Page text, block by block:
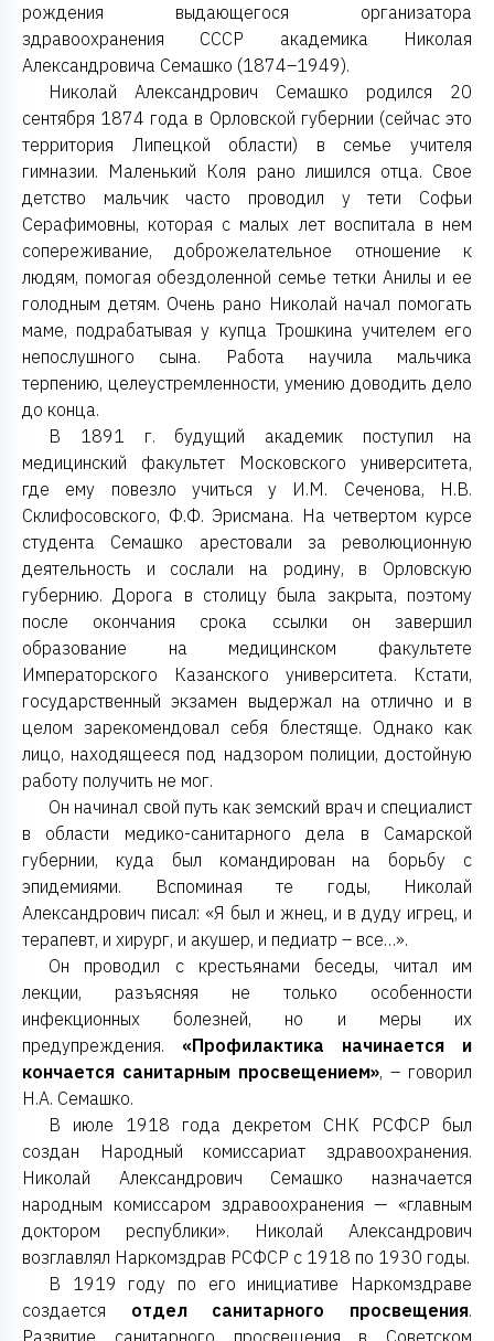
рождения выдающегося организатора
здравоохранения СССР академика Николая
Александровича Семашко (1874–1949).
Николай Александрович Семашко родился 20
сентября 1874 года в Орловской губернии (сейчас это
территория Липецкой области) в семье учителя
гимназии. Маленький Коля рано лишился отца. Свое
детство мальчик часто проводил у тети Софьи
Серафимовны, которая с малых лет воспитала в нем
сопереживание, доброжелательное отношение к
людям, помогая обездоленной семье тетки Анилы и ее
голодным детям. Очень рано Николай начал помогать
маме, подрабатывая у купца Трошкина учителем его
непослушного сына. Работа научила мальчика
терпению, целеустремленности, умению доводить дело
до конца.
В 1891 г. будущий академик поступил на
медицинский факультет Московского университета,
где ему повезло учиться у И.М. Сеченова, Н.В.
Склифосовского, Ф.Ф. Эрисмана. На четвертом курсе
студента Семашко арестовали за революционную
деятельность и сослали на родину, в Орловскую
губернию. Дорога в столицу была закрыта, поэтому
после окончания срока ссылки он завершил
образование на медицинском факультете
Императорского Казанского университета. Кстати,
государственный экзамен выдержал на отлично и в
целом зарекомендовал себя блестяще. Однако как
лицо, находящееся под надзором полиции, достойную
работу получить не мог.
Он начинал свой путь как земский врач и специалист
в области медико-санитарного дела в Самарской
губернии, куда был командирован на борьбу с
эпидемиями. Вспоминая те годы, Николай
Александрович писал: «Я был и жнец, и в дуду игрец, и
терапевт, и хирург, и акушер, и педиатр – все…».
Он проводил с крестьянами беседы, читал им
лекции, разъясняя не только особенности
инфекционных болезней, но и меры их
предупреждения. «Профилактика начинается и
кончается санитарным просвещением», – говорил
Н.А. Семашко.
В июле 1918 года декретом СНК РСФСР был
создан Народный комиссариат здравоохранения.
Николай Александрович Семашко назначается
народным комиссаром здравоохранения — «главным
доктором республики». Николай Александрович
возглавлял Наркомздрав РСФСР с 1918 по 1930 годы.
В 1919 году по его инициативе Наркомздраве
создается отдел санитарного просвещения.